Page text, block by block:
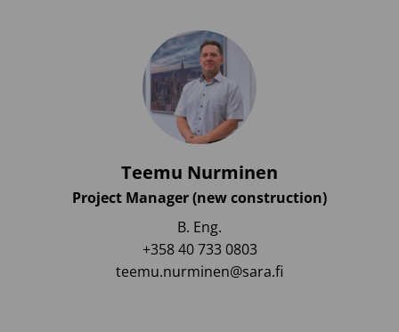
Teemu Nurminen
Project Manager (new construction)
B. Eng.
+358 40 733 0803
teemu.nurminen@sara.fi